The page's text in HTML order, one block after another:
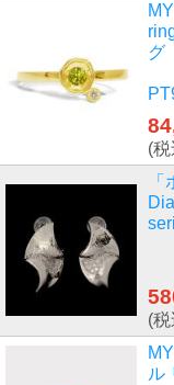
グ
(
(
ル